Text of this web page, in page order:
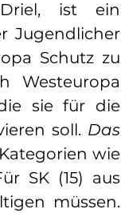
ist ein
Jugendlicher
Schutz zu
Westeuropa
sie für die
soll. Das
wie
SK (15) aus
müssen.